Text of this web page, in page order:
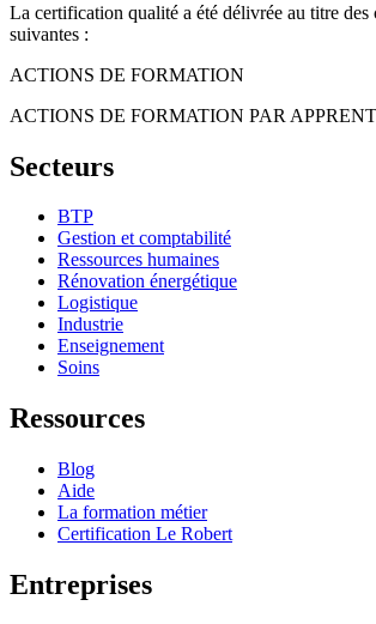
La certification qualité a été délivrée au titre des
suivantes :
ACTIONS DE FORMATION
ACTIONS DE FORMATION PAR
Secteurs
BTP
Gestion et comptabilité
Ressources humaines
Rénovation énergétique
Logistique
Industrie
Enseignement
Soins
Ressources
Blog
Aide
La formation métier
Certification Le Robert
Entreprises